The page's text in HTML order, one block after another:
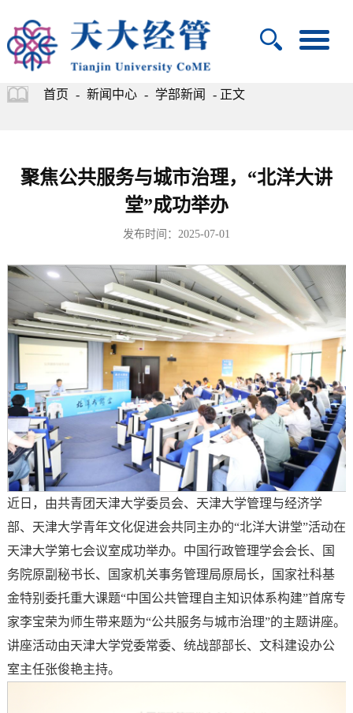
首页 - 新闻中心 - 学部新闻 - 正文
聚焦公共服务与城市治理，“北洋大讲
堂”成功举办
发布时间：2025-07-01
近日，由共青团天津大学委员会、天津大学管理与经济学
部、天津大学青年文化促进会共同主办的“北洋大讲堂”活动在
天津大学第七会议室成功举办。中国行政管理学会会长、国
务院原副秘书长、国家机关事务管理局原局长，国家社科基
金特别委托重大课题“中国公共管理自主知识体系构建”首席专
家李宝荣为师生带来题为“公共服务与城市治理”的主题讲座。
讲座活动由天津大学党委常委、统战部部长、文科建设办公
室主任张俊艳主持。